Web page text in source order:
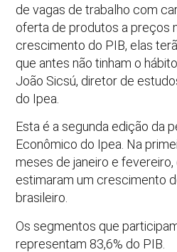
de vagas de trabalho com
oferta de produtos a preços
crescimento do PIB, elas
que antes não tinham o
João Sicsú, diretor de
do Ipea.
Esta é a segunda edição da
Econômico do Ipea. Na
meses de janeiro e
estimaram um crescimento
brasileiro.
Os segmentos que
representam 83,6% do PIB.